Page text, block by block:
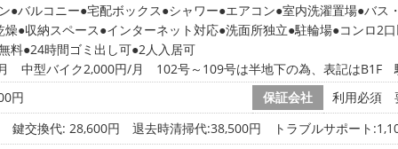
バルコニー 宅配ボックス シャワー エアコン 室内洗濯置場 バス
燥 収納スペース インターネット対応 洗面所独立 駐輪場 コンロ2
料 24時間ゴミ出し可 2人入居可
中型バイク2,000円/月 102号～109号は半地下の為、表記はB1F
円 保証会社
利用必須
鍵交換代: 28,600円
退去時清掃代:38,500円 トラブルサポート